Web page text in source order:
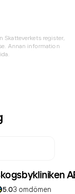
Skatteverkets register,
Annan information
5.03 omdömen